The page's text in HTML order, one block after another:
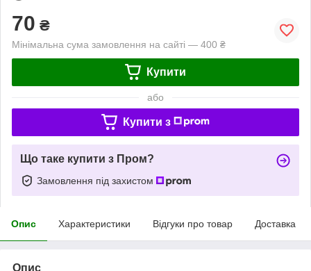
70 ₴
Мінімальна сума замовлення на сайті — 400 ₴
Купити
або
Купити з
Що таке купити з Пром?
Замовлення під захистом
Опис Характеристики Відгуки про товар Доставка
Опис